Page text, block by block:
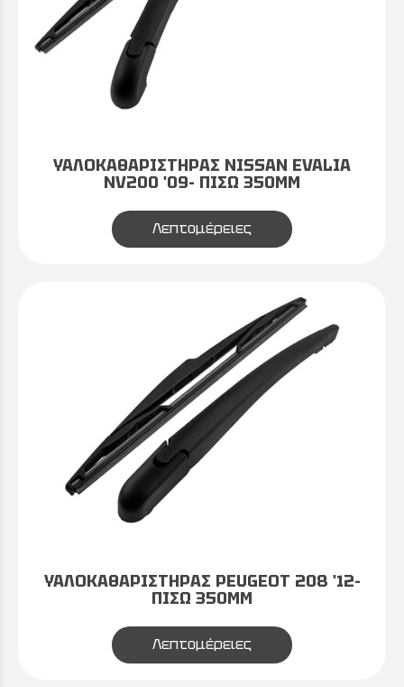
ΥΑΛΟΚΑΘΑΡΙΣΤΗΡΑΣ NISSAN EVALIA
NV200 '09- ΠΙΣΩ 350MM
Λεπτομέρειες
ΥΑΛΟΚΑΘΑΡΙΣΤΗΡΑΣ PEUGEOT 208 '12-
ΠΙΣΩ 350MM
Λεπτομέρειες